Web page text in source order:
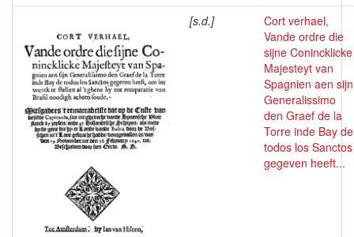
[s.d.]
Cort verhael,
Vande ordre die
sijne Conincklicke
Majesteyt van
Spagnien aen sijn
Generalissimo
den Graef de la
Torre inde Bay de
todos los Sanctos
gegeven heeft...